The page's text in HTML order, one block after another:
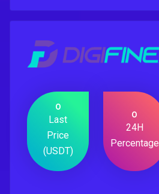
0
Last
Price
(USDT)
0
24H
Percentage